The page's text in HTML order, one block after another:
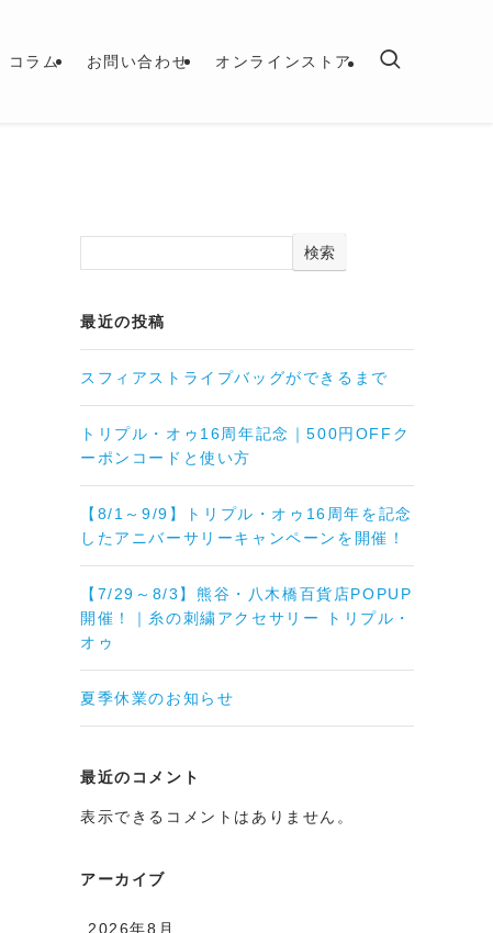
コラム お問い合わせ オンラインストア
検索
最近の投稿
スフィアストライプバッグができるまで
トリプル・オゥ16周年記念｜500円OFFク
ーポンコードと使い方
【8/1～9/9】トリプル・オゥ16周年を記念
したアニバーサリーキャンペーンを開催！
【7/29～8/3】熊谷・八木橋百貨店POPUP
開催！｜糸の刺繍アクセサリー トリプル・
オゥ
夏季休業のお知らせ
最近のコメント
表示できるコメントはありません。
アーカイブ
2026年8月